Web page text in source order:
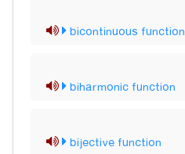
bicontinuous function
biharmonic function
bijective function